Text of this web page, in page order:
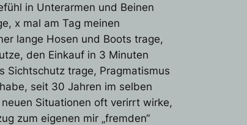
in Unterarmen und Beinen
x mal am Tag meinen
lange Hosen und Boots trage,
den Einkauf in 3 Minuten
Sichtschutz trage, Pragmatismus
seit 30 Jahren im selben
Situationen oft verirrt wirke,
zum eigenen mir „fremden“